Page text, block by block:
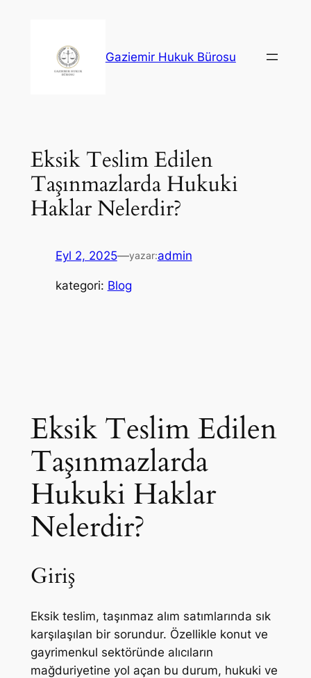
Gaziemir Hukuk Bürosu
Eksik Teslim Edilen
Taşınmazlarda Hukuki
Haklar Nelerdir?
Eyl 2, 2025—yazar:admin
kategori: Blog
Eksik Teslim Edilen
Taşınmazlarda
Hukuki Haklar
Nelerdir?
Giriş
Eksik teslim, taşınmaz alım satımlarında sık
karşılaşılan bir sorundur. Özellikle konut ve
gayrimenkul sektöründe alıcıların
mağduriyetine yol açan bu durum, hukuki ve